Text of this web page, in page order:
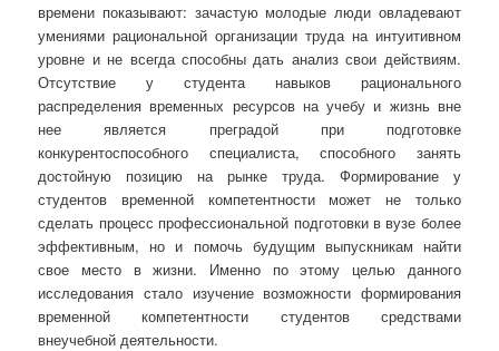
времени показывают: зачастую молодые люди овладевают
умениями рациональной организации труда на интуитивном
уровне и не всегда способны дать анализ свои действиям.
Отсутствие у студента навыков рационального
распределения временных ресурсов на учебу и жизнь вне
нее является преградой при подготовке
конкурентоспособного специалиста, способного занять
достойную позицию на рынке труда. Формирование у
студентов временной компетентности может не только
сделать процесс профессиональной подготовки в вузе более
эффективным, но и помочь будущим выпускникам найти
свое место в жизни. Именно по этому целью данного
исследования стало изучение возможности формирования
временной компетентности студентов средствами
внеучебной деятельности.